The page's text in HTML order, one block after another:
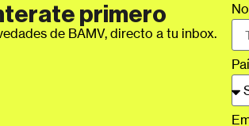
primero
de BAMV, directo a tu inbox.